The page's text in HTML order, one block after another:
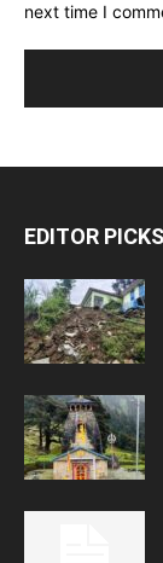
next time I
EDITOR PICKS